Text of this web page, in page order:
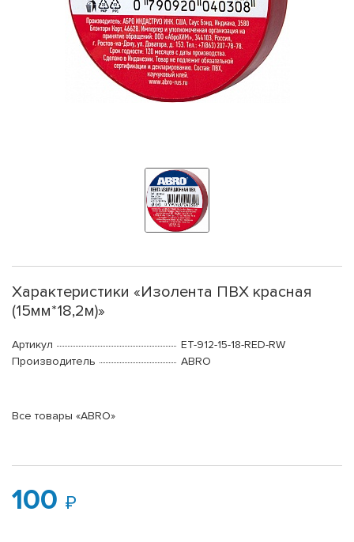
Характеристики «Изолента ПВХ красная
(15мм*18,2м)»
Артикул
ET-912-15-18-RED-RW
Производитель
ABRO
Все товары «ABRO»
100